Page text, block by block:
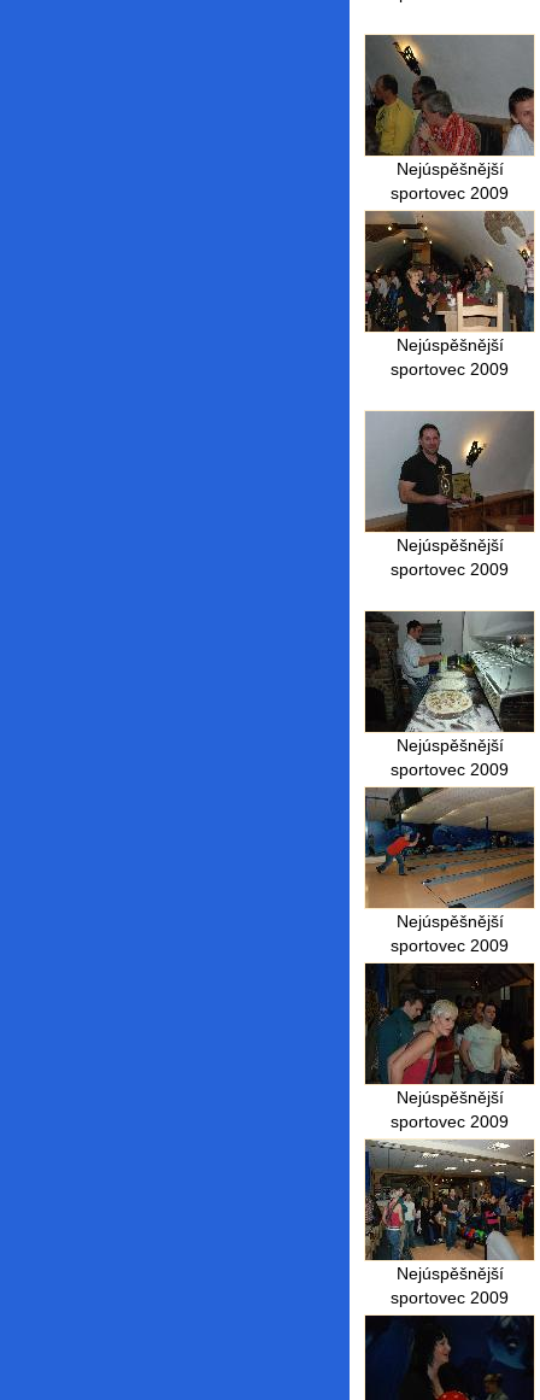
Nejúspěšnější
sportovec 2009
Nejúspěšnější
sportovec 2009
Nejúspěšnější
sportovec 2009
Nejúspěšnější
sportovec 2009
Nejúspěšnější
sportovec 2009
Nejúspěšnější
sportovec 2009
Nejúspěšnější
sportovec 2009